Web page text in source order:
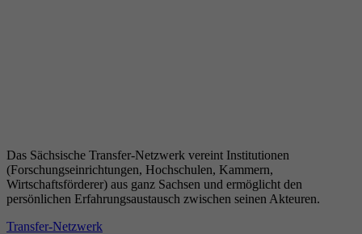
Das Sächsische Transfer-Netzwerk vereint Institutionen
(Forschungseinrichtungen, Hochschulen, Kammern,
Wirtschaftsförderer) aus ganz Sachsen und ermöglicht den
persönlichen Erfahrungsaustausch zwischen seinen Akteuren.
Transfer-Netzwerk